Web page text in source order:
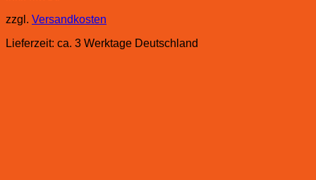
zzgl. Versandkosten
Lieferzeit: ca. 3 Werktage Deutschland